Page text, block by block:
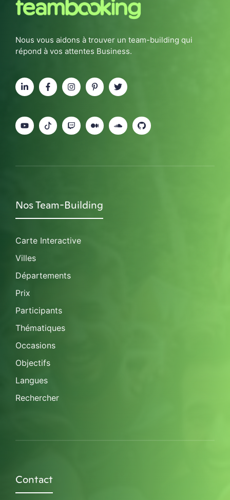
Nous vous aidons à trouver un team-building qui
répond à vos attentes Business.
Nos Team-Building
Carte Interactive
Villes
Départements
Prix
Participants
Thématiques
Occasions
Objectifs
Langues
Rechercher
Contact